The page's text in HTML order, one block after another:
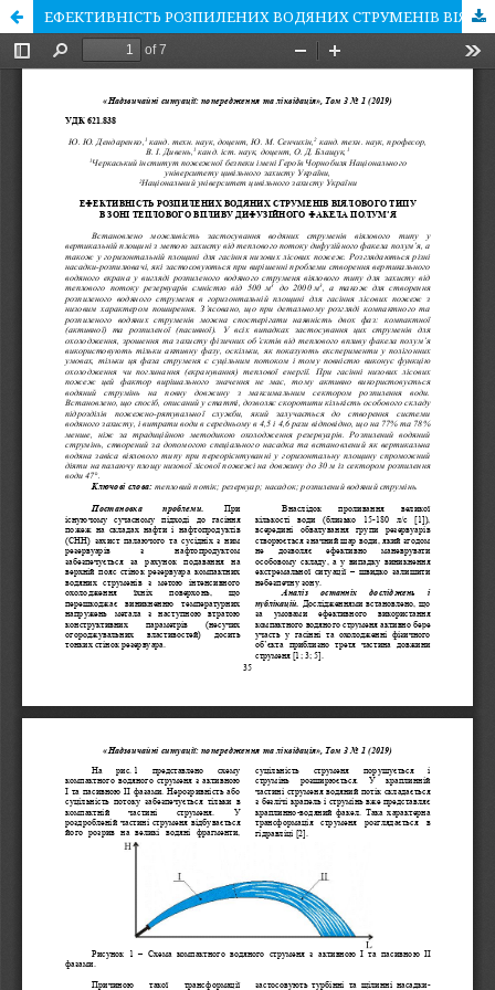
ЕФЕКТИВНІСТЬ РОЗПИЛЕНИХ ВОДЯНИХ СТРУМЕНІВ ВІЯЛОВОГО ТИПУ В ЗОНІ ТЕПЛОВОГО ВПЛИВУ ДИФУЗІЙНОГО ФАКЕЛА ПОЛУМʼЯ